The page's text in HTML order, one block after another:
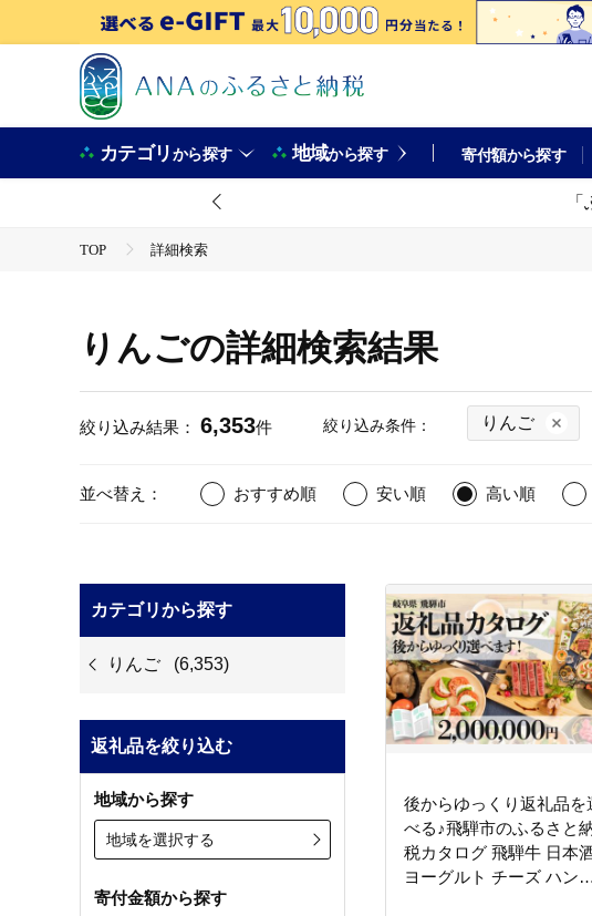
カテゴリから探す 地域から探す 寄付額から探す
TOP 詳細検索
りんごの詳細検索結果
絞り込み結果： 6,353件 絞り込み条件： りんご
並べ替え： おすすめ順 安い順 高い順
カテゴリから探す
りんご (6,353)
返礼品を絞り込む
地域から探す
地域を選択する
寄付金額から探す
後からゆっくり返礼品を
べる♪飛騨市のふるさと
税カタログ 飛騨牛 日本
ヨーグルト チーズ ハンバ